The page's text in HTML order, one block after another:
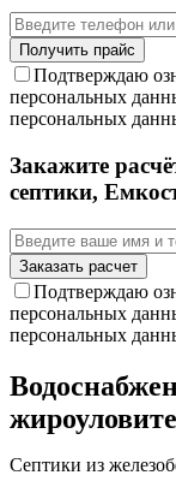
Подтверждаю
персональных
персональных
Закажите
септики,
Подтверждаю
персональных
персональных
Септики из